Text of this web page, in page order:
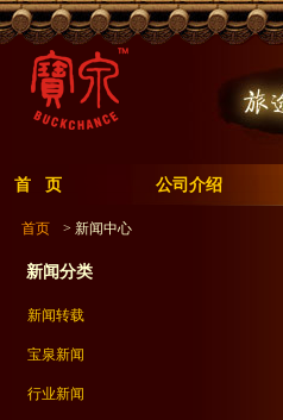
首 页 公司介绍
首页 > 新闻中心
新闻分类
新闻转载
宝泉新闻
行业新闻